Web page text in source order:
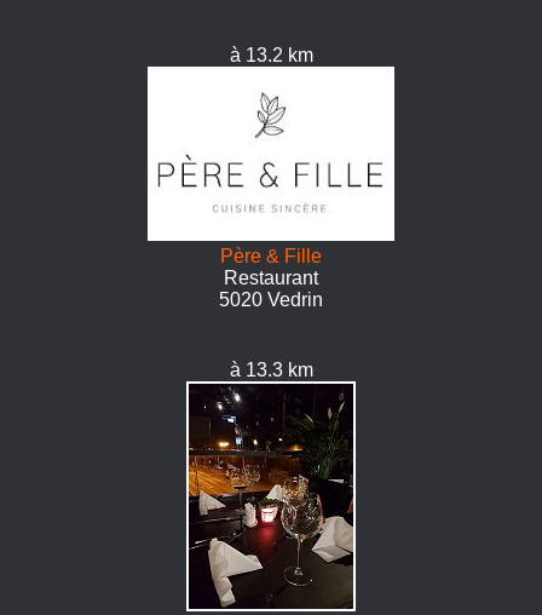
à 13.2 km
Père & Fille
Restaurant
5020 Vedrin
à 13.3 km